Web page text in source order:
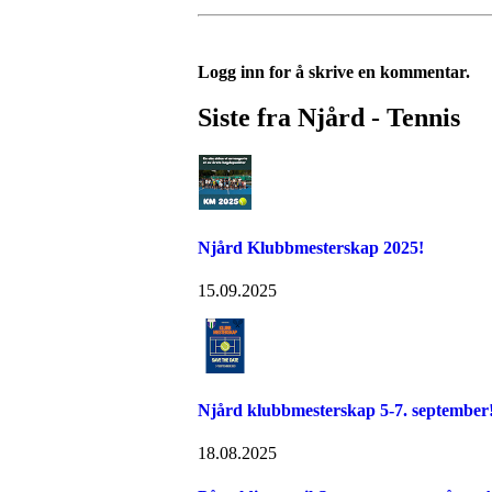
Logg inn for å skrive en kommentar.
Siste fra Njård - Tennis
Njård Klubbmesterskap 2025!
15.09.2025
Njård klubbmesterskap 5-7.
18.08.2025